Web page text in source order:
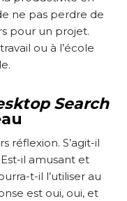
ne pas perdre de
pour un projet.
ou à l’école
Search
réflexion. S’agit-il
il amusant et
t-il l’utiliser au
est oui, oui, et